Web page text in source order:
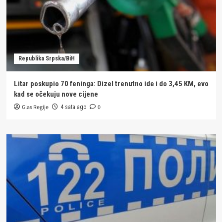
Republika Srpska/BiH
Litar poskupio 70 feninga: Dizel trenutno ide i do 3,45 KM, evo
kad se očekuju nove cijene
Glas Regije 4 sata ago 0